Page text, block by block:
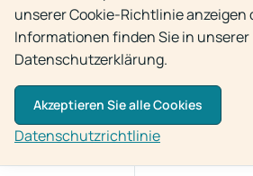
unserer Cookie-Richtlinie anzeigen
Informationen finden Sie in unserer
Datenschutzerklärung.
Akzeptieren Sie alle Cookies
Datenschutzrichtlinie
Datenschutzrichtlinie
© 2009 - 2026Arzt-
Die Verwendung von Materialien ist nur mit